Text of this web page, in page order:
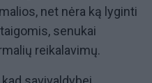
net nėra ką lyginti
senukai
reikalavimų.